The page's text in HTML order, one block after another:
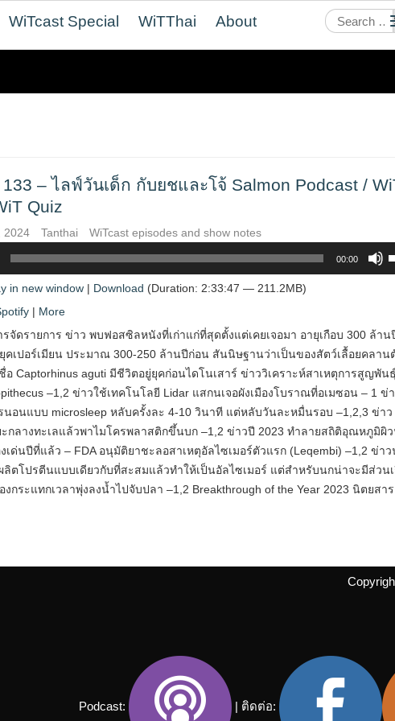
WiTcast Special WiTThai About
Search
for:
133 – ไลฟ์วันเด็ก กับยชและโจ้ Salmon Podcast /
Quiz
2024 Tanthai WiTcast episodes and show notes
00:00
or
in new window | Download (Duration: 2:33:47 — 211.2MB)
| More
รจัดรายการ ข่าว พบฟอสซิลหนังที่เก่าแก่ที่สุดตั้งแต่เคยเจอมา อายุเกือบ 300 ล้าน
คเปอร์เมียน ประมาณ 300-250 ล้านปีก่อน สันนิษฐานว่าเป็นของสัตว์เลื้อยคลาน
อ Captorhinus aguti มีชีวิตอยู่ยุคก่อนไดโนเสาร์ ข่าววิเคราะห์สาเหตุการสูญพัน
–1,2 ข่าวใช้เทคโนโลยี Lidar แสกนเจอผังเมืองโบราณที่อเมซอน – 1 ข่
นอนแบบ microsleep หลับครั้งละ 4-10 วินาที แต่หลับวันละหมื่นรอบ –1,2,3 ข่าว
กลางทะเลแล้วพาไมโครพลาสติกขึ้นบก –1,2 ข่าวปี 2023 ทำลายสถิติอุณหภูมิผิว
งเด่นปีที่แล้ว – FDA อนุมัติยาชะลอสาเหตุอัลไซเมอร์ตัวแรก (Leqembi) –1,2 ข่า
ลิตโปรตีนแบบเดียวกับที่สะสมแล้วทำให้เป็นอัลไซเมอร์ แต่สำหรับนกน่าจะมีส่วน
กระแทกเวลาพุ่งลงน้ำไปจับปลา –1,2 Breakthrough of the Year 2023 นิตยสา
Podcast: | ติดต่อ: